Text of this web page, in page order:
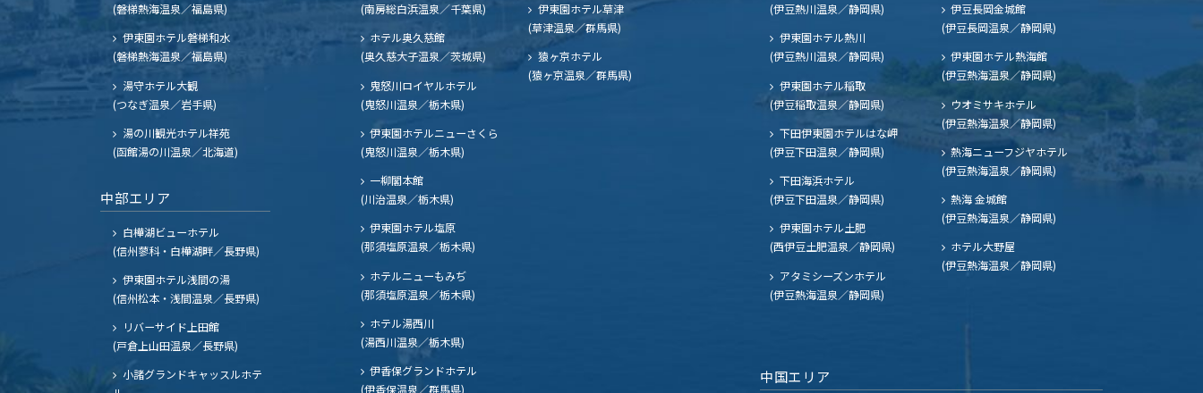
(磐梯熱海温泉／福島県)
伊東園ホテル磐梯和水
(磐梯熱海温泉／福島県)
湯守ホテル大観
(つなぎ温泉／岩手県)
湯の川観光ホテル祥苑
(函館湯の川温泉／北海道)
中部エリア
白樺湖ビューホテル
(信州蓼科・白樺湖畔／長野県)
伊東園ホテル浅間の湯
(信州松本・浅間温泉／長野県)
リバーサイド上田館
(戸倉上山田温泉／長野県)
小諸グランドキャッスルホテ
(南房総白浜温泉／千葉県)
ホテル奥久慈館
(奥久慈大子温泉／茨城県)
鬼怒川ロイヤルホテル
(鬼怒川温泉／栃木県)
伊東園ホテルニューさくら
(鬼怒川温泉／栃木県)
一柳閣本館
(川治温泉／栃木県)
伊東園ホテル塩原
(那須塩原温泉／栃木県)
ホテルニューもみぢ
(那須塩原温泉／栃木県)
ホテル湯西川
(湯西川温泉／栃木県)
伊香保グランドホテル
(伊香保温泉／群馬県)
伊東園ホテル草津
(草津温泉／群馬県)
猿ヶ京ホテル
(猿ヶ京温泉／群馬県)
(伊豆熱川温泉／静岡県)
伊東園ホテル熱川
(伊豆熱川温泉／静岡県)
伊東園ホテル稲取
(伊豆稲取温泉／静岡県)
下田伊東園ホテルはな岬
(伊豆下田温泉／静岡県)
下田海浜ホテル
(伊豆下田温泉／静岡県)
伊東園ホテル土肥
(西伊豆土肥温泉／静岡県)
伊豆長岡金城館
(伊豆長岡温泉／静岡県)
伊東園ホテル熱海館
(伊豆熱海温泉／静岡県)
ウオミサキホテル
(伊豆熱海温泉／静岡県)
熱海ニューフジヤホテル
(伊豆熱海温泉／静岡県)
熱海 金城館
(伊豆熱海温泉／静岡県)
ホテル大野屋
(伊豆熱海温泉／静岡県)
アタミシーズンホテル
(伊豆熱海温泉／静岡県)
中国エリア